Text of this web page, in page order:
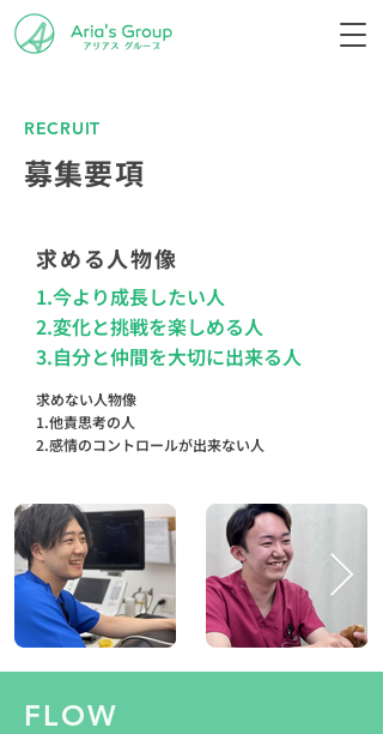
RECRUIT
募集要項
求める人物像
1.今より成長したい人
2.変化と挑戦を楽しめる人
3.自分と仲間を大切に出来る人
求めない人物像
1.他責思考の人
2.感情のコントロールが出来ない人
FLOW